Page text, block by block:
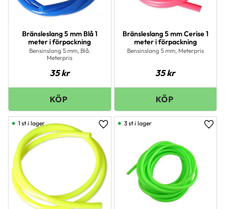
Bränsleslang 5 mm Blå 1
meter i förpackning
Bensinslang 5 mm, Blå.
Meterpris
35kr
Bränsleslang 5 mm Cerise 1
meter i förpackning
Bensinslang 5 mm, Meterpris
35kr
Lägg till i favoriter
1 st i lager 3 st i lager